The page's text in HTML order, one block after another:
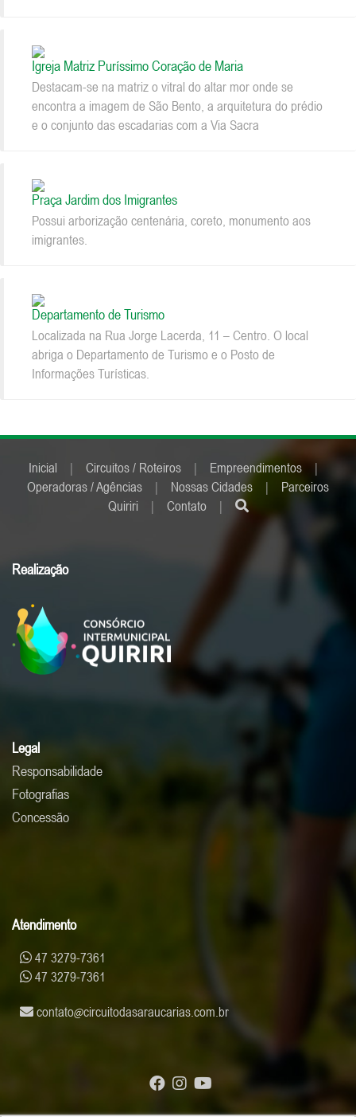
Igreja Matriz Puríssimo Coração de Maria
Destacam-se na matriz o vitral do altar mor onde se
encontra a imagem de São Bento, a arquitetura do prédio
e o conjunto das escadarias com a Via Sacra
Praça Jardim dos Imigrantes
Possui arborização centenária, coreto, monumento aos
imigrantes.
Departamento de Turismo
Localizada na Rua Jorge Lacerda, 11 – Centro. O local
abriga o Departamento de Turismo e o Posto de
Informações Turísticas.
Inicial | Circuitos / Roteiros | Empreendimentos
|
Operadoras / Agências
| Nossas Cidades |
Parceiros
Quiriri
| Contato |
Realização
Legal
Responsabilidade
Fotografias
Concessão
Atendimento
47 3279-7361
47 3279-7361
contato circuitodasaraucarias.com.br